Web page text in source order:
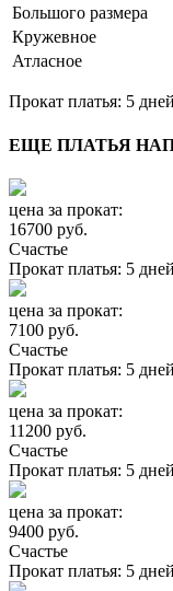
Большого размера
Кружевное
Атласное
Прокат платья: 5
ЕЩЕ ПЛАТЬЯ
цена за прокат:
16700 руб.
Счастье
Прокат платья: 5
цена за прокат:
7100 руб.
Счастье
Прокат платья: 5
цена за прокат:
11200 руб.
Счастье
Прокат платья: 5
цена за прокат:
9400 руб.
Счастье
Прокат платья: 5